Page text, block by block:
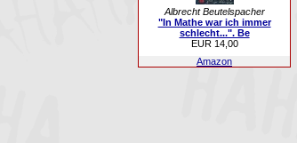
Albrecht Beutelspacher
"In Mathe war ich immer
schlecht...". Be
EUR 14,00
Amazon